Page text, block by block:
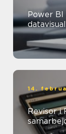
Power
14.
Revisor i